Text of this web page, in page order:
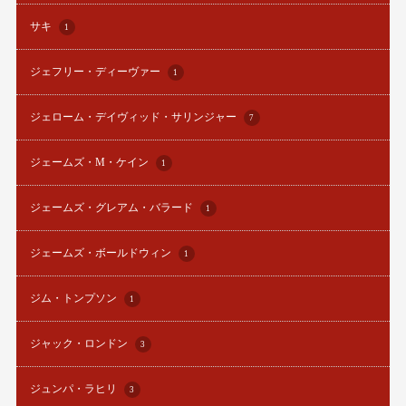
サキ 1
ジェフリー・ディーヴァー 1
ジェローム・デイヴィッド・サリンジャー 7
ジェームズ・M・ケイン 1
ジェームズ・グレアム・バラード 1
ジェームズ・ボールドウィン 1
ジム・トンプソン 1
ジャック・ロンドン 3
ジュンパ・ラヒリ 3